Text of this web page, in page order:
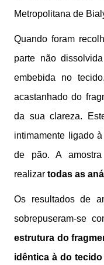
Metropolitana de
Quando foram
parte não
embebida no
acastanhado do
da sua clareza.
intimamente ligado
de pão. A
realizar todas as
Os resultados de
sobrepuseram-se
estrutura do
idêntica à do